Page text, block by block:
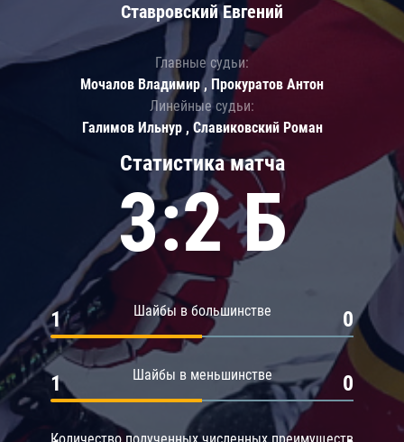
Статистика матча
3:2 Б
Шайбы в большинстве
1 0
Шайбы в меньшинстве
1 0
Ставровский Евгений
Главные судьи:
Мочалов Владимир , Прокуратов Антон
Линейные судьи:
Галимов Ильнур , Славиковский Роман